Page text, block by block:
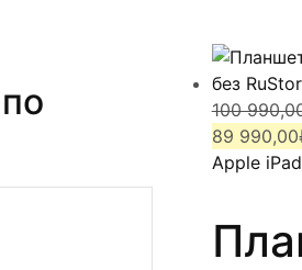
часы 100
цена
89 990,00
Текущая
цена:
89
Apple